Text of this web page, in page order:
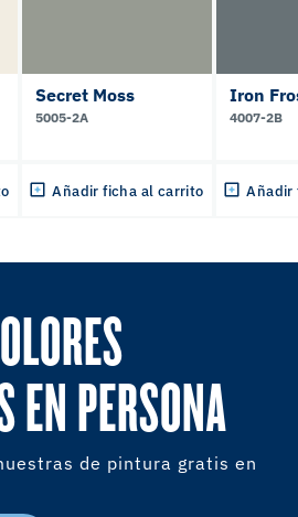
Secret Moss
5005-2A
Añadir ficha al carrito
Iron
4007-2B
Añadir
EN PERSONA
de pintura gratis en